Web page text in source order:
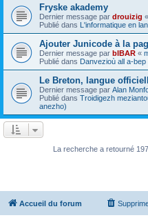
Fryske akademy
Dernier message par drouizig «
Publié dans L'informatique en
Ajouter Junicode à la
Dernier message par bIBAR «
Publié dans Danvezioù all a-bep
Le Breton, langue
Dernier message par Alan
Publié dans Troidigezh
anezho)
La recherche a retourné
Accueil du forum